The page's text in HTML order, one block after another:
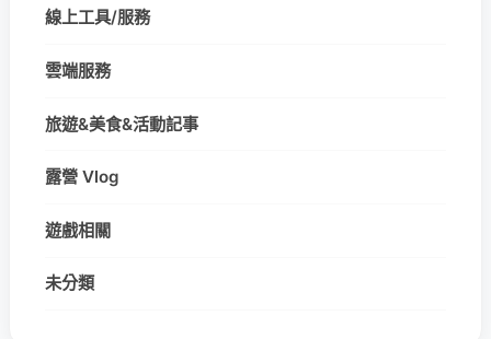
線上工具/服務
雲端服務
旅遊&美食&活動記事
露營 Vlog
遊戲相關
未分類